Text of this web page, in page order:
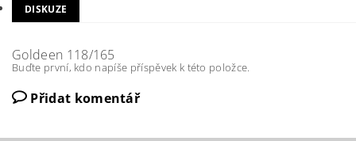
DISKUZE
Goldeen 118/165
Buďte první, kdo napíše příspěvek k této položce.
Přidat komentář